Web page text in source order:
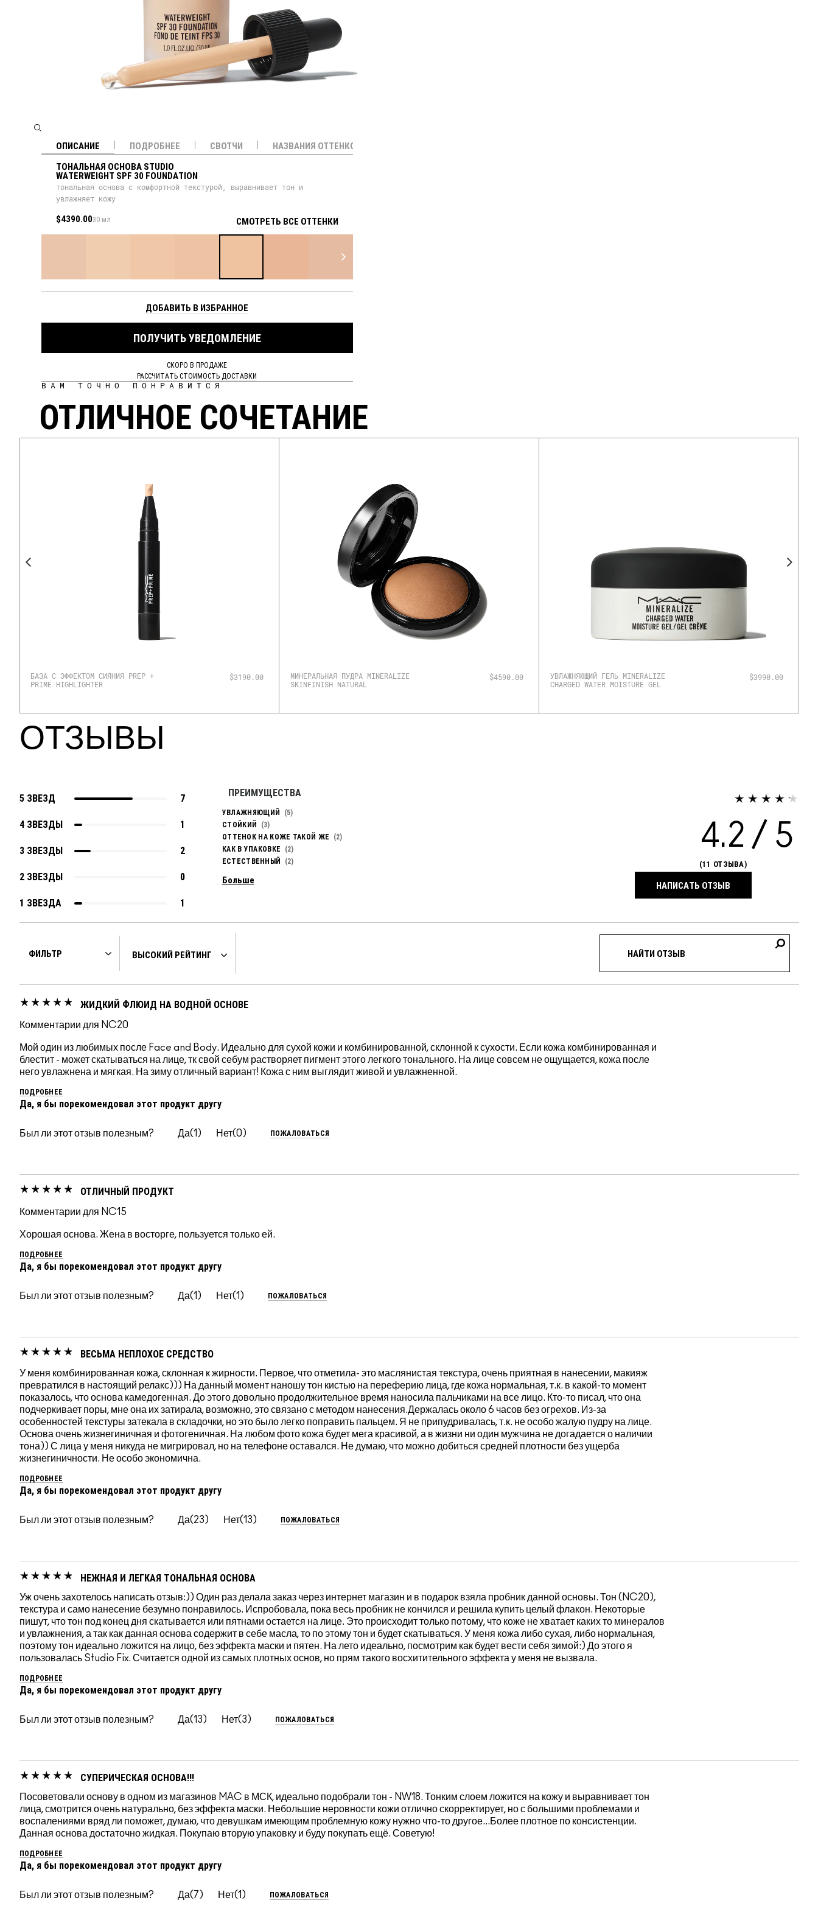
ОПИСАНИЕ ПОДРОБНЕЕ СВОТЧИ
НАЗВАНИЯ ОТТЕНКОВ
ТОНАЛЬНАЯ ОСНОВА STUDIO
WATERWEIGHT SPF 30 FOUNDATION
тональная основа с комфортной текстурой, выравнивает тон и
увлажняет кожу
$4390.0030 мл СМОТРЕТЬ ВСЕ ОТТЕНКИ
ДОБАВИТЬ В ИЗБРАННОЕ
ПОЛУЧИТЬ УВЕДОМЛЕНИЕ
СКОРО В ПРОДАЖЕ
РАССЧИТАТЬ СТОИМОСТЬ ДОСТАВКИ
ВАМ ТОЧНО ПОНРАВИТСЯ
ОТЛИЧНОЕ СОЧЕТАНИЕ
БАЗА С ЭФФЕКТОМ СИЯНИЯ PREP +
PRIME HIGHLIGHTER
$3190.00
МИНЕРАЛЬНАЯ ПУДРА MINERALIZE
SKINFINISH NATURAL
$4590.00
УВЛАЖНЯЮЩИЙ ГЕЛЬ MINERALIZE
CHARGED WATER MOISTURE GEL
$3990.00
ОТЗЫВЫ
5 ЗВЕЗД 7
4 ЗВЕЗДЫ 1
3 ЗВЕЗДЫ 2
2 ЗВЕЗДЫ 0
1 ЗВЕЗДА 1
ПРЕИМУЩЕСТВА
УВЛАЖНЯЮЩИЙ
5
СТОЙКИЙ
3
ОТТЕНОК НА КОЖЕ ТАКОЙ ЖЕ
2
КАК В УПАКОВКЕ
2
ЕСТЕСТВЕННЫЙ
2
Больше
4.2
11 ОТЗЫВА
НАПИСАТЬ ОТЗЫВ
ЖИДКИЙ ФЛЮИД НА ВОДНОЙ ОСНОВЕ
Комментарии для NC20
Мой один из любимых после Face and Body. Идеально для сухой кожи и комбинированной, склонной к сухости. Если кожа комбинированная и
блестит - может скатываться на лице, тк свой себум растворяет пигмент этого легкого тонального. На лице совсем не ощущается, кожа после
него увлажнена и мягкая. На зиму отличный вариант! Кожа с ним выглядит живой и увлажненной.
ПОДРОБНЕЕ
Да, я бы порекомендовал этот продукт другу
Был ли этот отзыв полезным? 1 0 ПОЖАЛОВАТЬСЯ
ОТЛИЧНЫЙ ПРОДУКТ
Комментарии для NC15
Хорошая основа. Жена в восторге, пользуется только ей.
ПОДРОБНЕЕ
Да, я бы порекомендовал этот продукт другу
Был ли этот отзыв полезным? 1 1 ПОЖАЛОВАТЬСЯ
ВЕСЬМА НЕПЛОХОЕ СРЕДСТВО
У меня комбинированная кожа, склонная к жирности. Первое, что отметила- это маслянистая текстура, очень приятная в нанесении, макияж
превратился в настоящий релакс))) На данный момент наношу тон кистью на переферию лица, где кожа нормальная, т.к. в какой-то момент
показалось, что основа камедогенная. До этого довольно продолжительное время наносила пальчиками на все лицо. Кто-то писал, что она
подчеркивает поры, мне она их затирала, возможно, это связано с методом нанесения.Держалась около 6 часов без огрехов. Из-за
особенностей текстуры затекала в складочки, но это было легко поправить пальцем. Я не припудривалась, т.к. не особо жалую пудру на лице.
Основа очень жизнегиничная и фотогеничная. На любом фото кожа будет мега красивой, а в жизни ни один мужчина не догадается о наличии
тона)) С лица у меня никуда не мигрировал, но на телефоне оставался. Не думаю, что можно добиться средней плотности без ущерба
жизнегиничности. Не особо экономична.
ПОДРОБНЕЕ
Да, я бы порекомендовал этот продукт другу
Был ли этот отзыв полезным? 23 13 ПОЖАЛОВАТЬСЯ
НЕЖНАЯ И ЛЕГКАЯ ТОНАЛЬНАЯ ОСНОВА
Уж очень захотелось написать отзыв:)) Один раз делала заказ через интернет магазин и в подарок взяла пробник данной основы. Тон (NC20),
текстура и само нанесение безумно понравилось. Испробовала, пока весь пробник не кончился и решила купить целый флакон. Некоторые
пишут, что тон под конец дня скатывается или пятнами остается на лице. Это происходит только потому, что коже не хватает каких то минералов
и увлажнения, а так как данная основа содержит в себе масла, то по этому тон и будет скатываться. У меня кожа либо сухая, либо нормальная,
поэтому тон идеально ложится на лицо, без эффекта маски и пятен. На лето идеально, посмотрим как будет вести себя зимой:) До этого я
пользовалась Studio Fix. Считается одной из самых плотных основ, но прям такого восхитительного эффекта у меня не вызвала.
ПОДРОБНЕЕ
Да, я бы порекомендовал этот продукт другу
Был ли этот отзыв полезным? 13 3 ПОЖАЛОВАТЬСЯ
СУПЕРИЧЕСКАЯ ОСНОВА!!!
Посоветовали основу в одном из магазинов MAC в МСК, идеально подобрали тон - NW18. Тонким слоем ложится на кожу и выравнивает тон
лица, смотрится очень натурально, без эффекта маски. Небольшие неровности кожи отлично скорректирует, но с большими проблемами и
воспалениями вряд ли поможет, думаю, что девушкам имеющим проблемную кожу нужно что-то другое...Более плотное по консистенции.
Данная основа достаточно жидкая. Покупаю вторую упаковку и буду покупать ещё. Советую!
ПОДРОБНЕЕ
Да, я бы порекомендовал этот продукт другу
Был ли этот отзыв полезным? 7 1 ПОЖАЛОВАТЬСЯ